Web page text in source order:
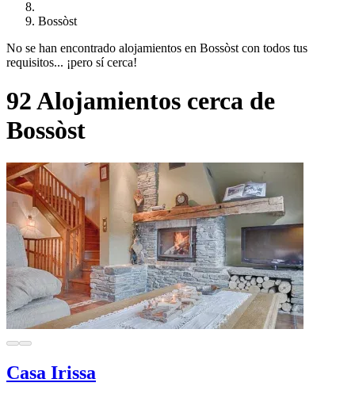
Bossòst
No se han encontrado alojamientos en Bossòst con todos tus
requisitos... ¡pero sí cerca!
92 Alojamientos cerca de
Bossòst
Casa Irissa